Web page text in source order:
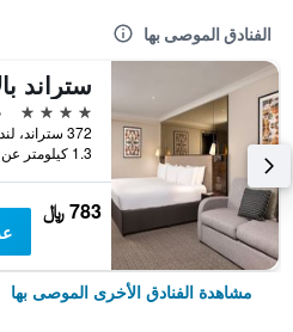
الفنادق الموصى بها
4 نجوم
1.3 كيلومتر عن وسط المدينة
783 ﷼
مشاهدة الفنادق الأخرى الموصى بها